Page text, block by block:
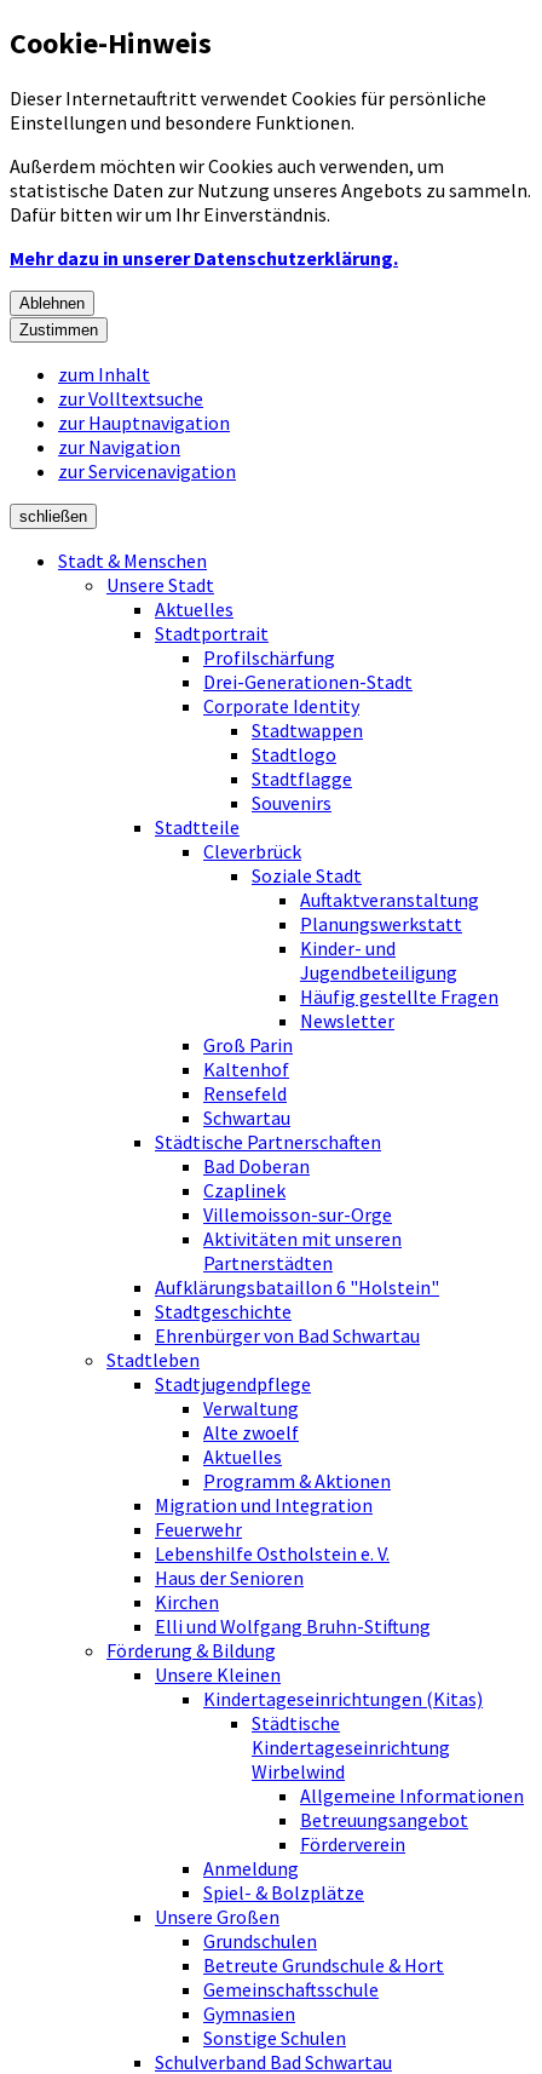
Cookie-Hinweis
Dieser Internetauftritt verwendet Cookies für persönliche
Einstellungen und besondere Funktionen.
Außerdem möchten wir Cookies auch verwenden, um
statistische Daten zur Nutzung unseres Angebots zu sammeln.
Dafür bitten wir um Ihr Einverständnis.
Mehr dazu in unserer Datenschutzerklärung.
Ablehnen
Zustimmen
zum Inhalt
zur Volltextsuche
zur Hauptnavigation
zur Navigation
zur Servicenavigation
schließen
Stadt & Menschen
Unsere Stadt
Aktuelles
Stadtportrait
Profilschärfung
Drei-Generationen-Stadt
Corporate Identity
Stadtwappen
Stadtlogo
Stadtflagge
Souvenirs
Stadtteile
Cleverbrück
Soziale Stadt
Auftaktveranstaltung
Planungswerkstatt
Kinder- und
Jugendbeteiligung
Häufig gestellte Fragen
Newsletter
Groß Parin
Kaltenhof
Rensefeld
Schwartau
Städtische Partnerschaften
Bad Doberan
Czaplinek
Villemoisson-sur-Orge
Aktivitäten mit unseren
Partnerstädten
Aufklärungsbataillon 6 "Holstein"
Stadtgeschichte
Ehrenbürger von Bad Schwartau
Stadtleben
Stadtjugendpflege
Verwaltung
Alte zwoelf
Aktuelles
Programm & Aktionen
Migration und Integration
Feuerwehr
Lebenshilfe Ostholstein e. V.
Haus der Senioren
Kirchen
Elli und Wolfgang Bruhn-Stiftung
Förderung & Bildung
Unsere Kleinen
Kindertageseinrichtungen (Kitas)
Städtische
Kindertageseinrichtung
Wirbelwind
Allgemeine Informationen
Betreuungsangebot
Förderverein
Anmeldung
Spiel- & Bolzplätze
Unsere Großen
Grundschulen
Betreute Grundschule & Hort
Gemeinschaftsschule
Gymnasien
Sonstige Schulen
Schulverband Bad Schwartau